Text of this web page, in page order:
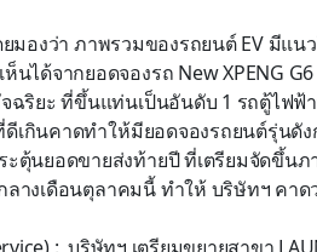
มองว่า ภาพรวมของรถยนต์ EV มีแน
ได้จากยอดจองรถ New XPENG G6
ฉริยะ ที่ขึ้นแท่นเป็นอันดับ 1 รถตู้ไฟฟ้
เกินคาดทำให้มียอดจองรถยนต์รุ่นดัง
ตุ้นยอดขายส่งท้ายปี ที่เตรียมจัดขึ้นภ
ลางเดือนตุลาคมนี้ ทำให้ บริษัทฯ คา